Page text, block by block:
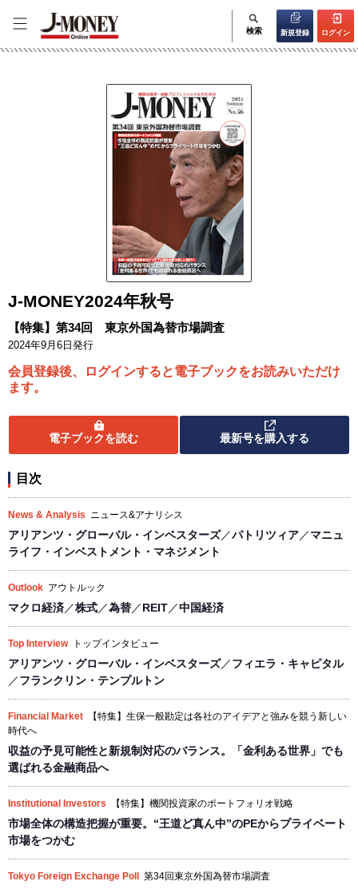
検索 新規登録 ログイン
J-MONEY2024年秋号
【特集】第34回 東京外国為替市場調査
2024年9月6日発行
会員登録後、ログインすると電子ブックをお読みいただけ
ます。
電子ブックを読む 最新号を購入する
目次
News & Analysis ニュース&アナリシス
アリアンツ・グローバル・インベスターズ／パトリツィア／マニュ
ライフ・インベストメント・マネジメント
Outlook アウトルック
マクロ経済／株式／為替／REIT／中国経済
Top Interview トップインタビュー
アリアンツ・グローバル・インベスターズ／フィエラ・キャピタル
／フランクリン・テンプルトン
Financial Market
【特集】生保一般勘定は各社のアイデアと強みを競う新しい
時代へ
収益の予見可能性と新規制対応のバランス。「金利ある世界」でも
選ばれる金融商品へ
Institutional Investors 【特集】機関投資家のポートフォリオ戦略
市場全体の構造把握が重要。“王道ど真ん中”のPEからプライベート
市場をつかむ
Tokyo Foreign Exchange Poll 第34回東京外国為替市場調査